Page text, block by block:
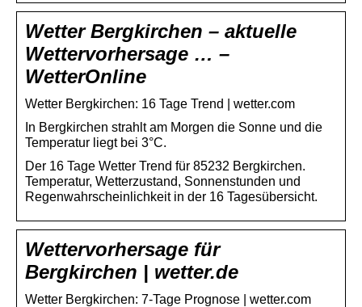
Wetter Bergkirchen – aktuelle
Wettervorhersage … –
WetterOnline
Wetter Bergkirchen: 16 Tage Trend | wetter.com
In Bergkirchen strahlt am Morgen die Sonne und die
Temperatur liegt bei 3°C.
Der 16 Tage Wetter Trend für 85232 Bergkirchen.
Temperatur, Wetterzustand, Sonnenstunden und
Regenwahrscheinlichkeit in der 16 Tagesübersicht.
Wettervorhersage für
Bergkirchen | wetter.de
Wetter Bergkirchen: 7-Tage Prognose | wetter.com